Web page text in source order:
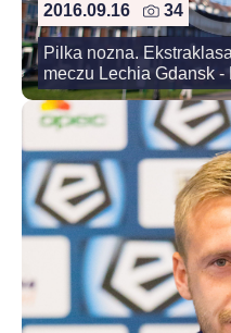
2016.09.16 34
Pilka nozna.
meczu Lechia Gdansk